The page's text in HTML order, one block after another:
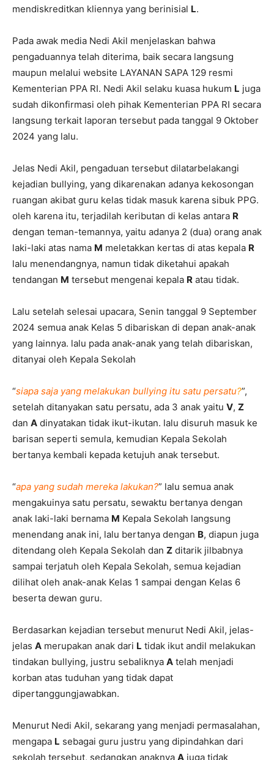
mendiskreditkan kliennya yang berinisial L.
Pada awak media Nedi Akil menjelaskan bahwa
pengaduannya telah diterima, baik secara langsung
maupun melalui website LAYANAN SAPA 129 resmi
Kementerian PPA RI. Nedi Akil selaku kuasa hukum L juga
sudah dikonfirmasi oleh pihak Kementerian PPA RI secara
langsung terkait laporan tersebut pada tanggal 9 Oktober
2024 yang lalu.
Jelas Nedi Akil, pengaduan tersebut dilatarbelakangi
kejadian bullying, yang dikarenakan adanya kekosongan
ruangan akibat guru kelas tidak masuk karena sibuk PPG.
oleh karena itu, terjadilah keributan di kelas antara R
dengan teman-temannya, yaitu adanya 2 (dua) orang anak
laki-laki atas nama M meletakkan kertas di atas kepala R
lalu menendangnya, namun tidak diketahui apakah
tendangan M tersebut mengenai kepala R atau tidak.
Lalu setelah selesai upacara, Senin tanggal 9 September
2024 semua anak Kelas 5 dibariskan di depan anak-anak
yang lainnya. lalu pada anak-anak yang telah dibariskan,
ditanyai oleh Kepala Sekolah
“siapa saja yang melakukan bullying itu satu persatu?”,
setelah ditanyakan satu persatu, ada 3 anak yaitu V, Z
dan A dinyatakan tidak ikut-ikutan. lalu disuruh masuk ke
barisan seperti semula, kemudian Kepala Sekolah
bertanya kembali kepada ketujuh anak tersebut.
“apa yang sudah mereka lakukan?” lalu semua anak
mengakuinya satu persatu, sewaktu bertanya dengan
anak laki-laki bernama M Kepala Sekolah langsung
menendang anak ini, lalu bertanya dengan B, diapun juga
ditendang oleh Kepala Sekolah dan Z ditarik jilbabnya
sampai terjatuh oleh Kepala Sekolah, semua kejadian
dilihat oleh anak-anak Kelas 1 sampai dengan Kelas 6
beserta dewan guru.
Berdasarkan kejadian tersebut menurut Nedi Akil, jelas-
jelas A merupakan anak dari L tidak ikut andil melakukan
tindakan bullying, justru sebaliknya A telah menjadi
korban atas tuduhan yang tidak dapat
dipertanggungjawabkan.
Menurut Nedi Akil, sekarang yang menjadi permasalahan,
mengapa L sebagai guru justru yang dipindahkan dari
sekolah tersebut, sedangkan anaknya A juga tidak